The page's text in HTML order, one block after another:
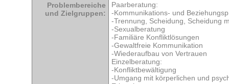
Problembereiche
und Zielgruppen:
Paarberatung:
-Kommunikations- und
-Trennung, Scheidung, Scheidung
-Sexualberatung
-Familiäre Konfliktlösungen
-Gewaltfreie Kommunikation
-Wiederaufbau von Vertrauen
Einzelberatung:
-Konfliktbewältigung
-Umgang mit körperlichen und